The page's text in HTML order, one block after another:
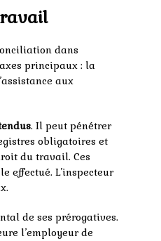
dans
principaux : la
aux
. Il peut pénétrer
obligatoires et
du travail. Ces
effectué. L’inspecteur
de ses prérogatives.
l’employeur de